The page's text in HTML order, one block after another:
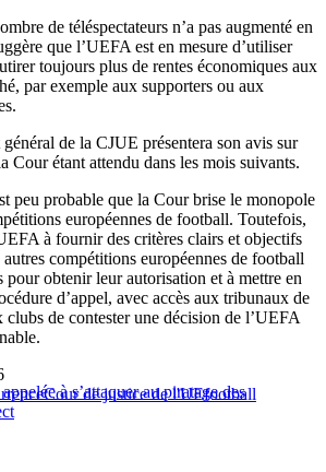
de téléspectateurs n’a pas augmenté en
que l’UEFA est en mesure d’utiliser
toujours plus de rentes économiques aux
par exemple aux supporters ou aux
de la CJUE présentera son avis sur
Cour étant attendu dans les mois suivants.
peu probable que la Cour brise le monopole
européennes de football. Toutefois,
à fournir des critères clairs et objectifs
compétitions européennes de football
pour obtenir leur autorisation et à mettre en
d’appel, avec accès aux tribunaux de
de contester une décision de l’UEFA
à s’attaquer au piratage des
Cour de justice de l'UEfootball